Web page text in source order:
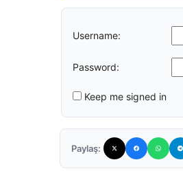
Username:
Password:
Keep me signed in
Paylaş: